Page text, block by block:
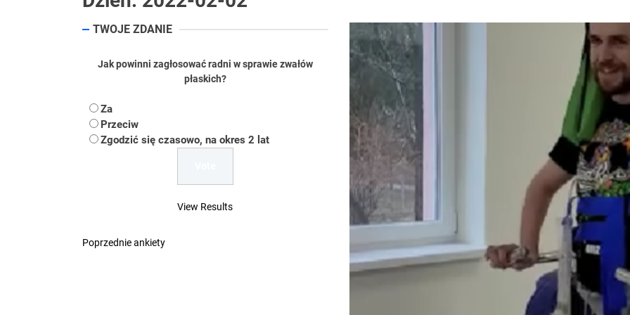
Koper – część 2.
Uwaga Dębieńsko – woda nieprzydatna do spożycia!!!
Ilu mieszkańców ma Rybnik?
Dość komentowania kolejnych afer w ochronie zdrowia — czas zacząć mówić o
TWOJE ZDANIE
Jak powinni zagłosować radni w sprawie zwałów
płaskich?
Za
Przeciw
Zgodzić się czasowo, na okres 2 lat
View Results
Poprzednie ankiety